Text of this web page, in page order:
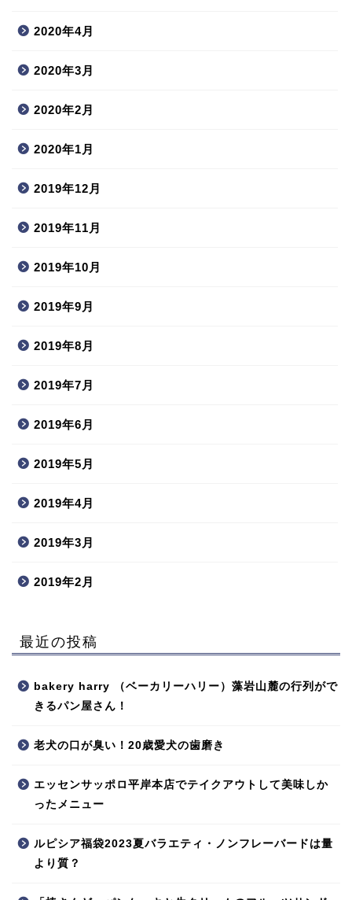
2020年4月
2020年3月
2020年2月
2020年1月
2019年12月
2019年11月
2019年10月
2019年9月
2019年8月
2019年7月
2019年6月
2019年5月
2019年4月
2019年3月
2019年2月
最近の投稿
bakery harry （ベーカリーハリー）藻岩山麓の行列がで
きるパン屋さん！
老犬の口が臭い！20歳愛犬の歯磨き
エッセンサッポロ平岸本店でテイクアウトして美味しか
ったメニュー
ルピシア福袋2023夏バラエティ・ノンフレーバードは量
より質？